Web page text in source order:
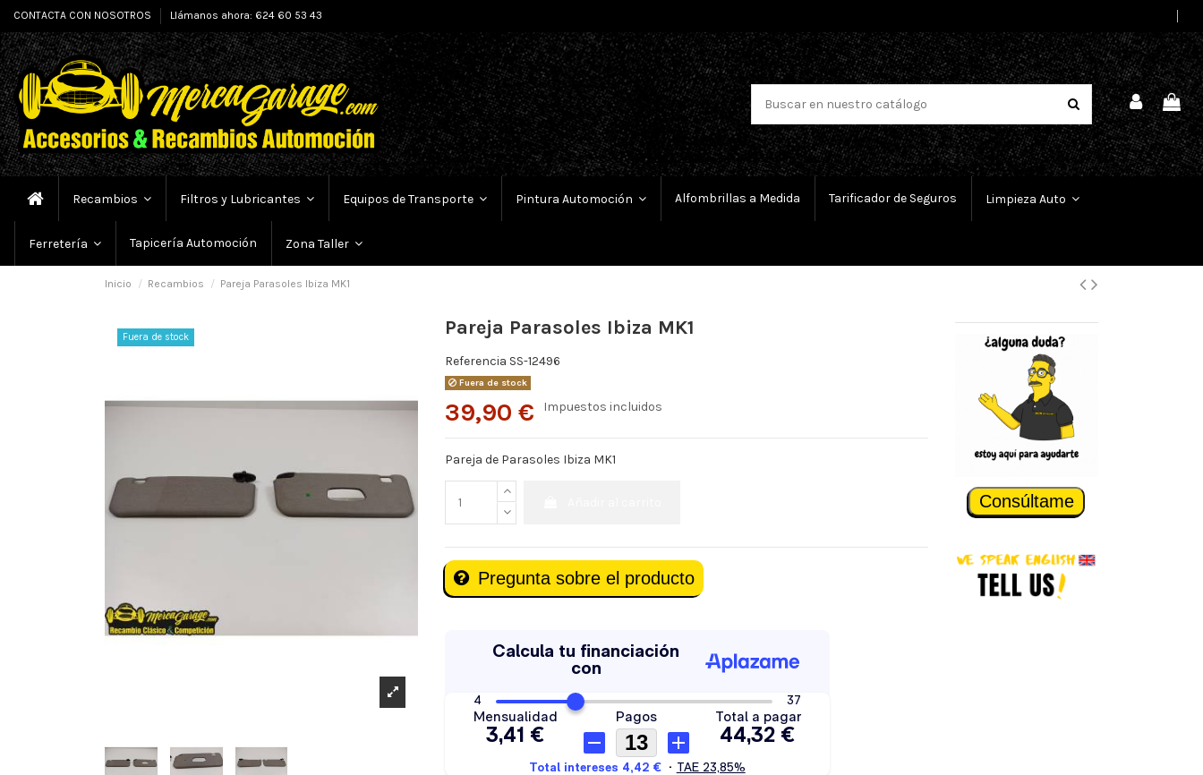
CONTACTA CON NOSOTROS Llámanos ahora: 624 60 53 43
Recambios Filtros y Lubricantes Equipos de Transporte Pintura Automoción Alfombrillas a Medida Tarificador de Seguros Limpieza Auto
Ferretería Tapicería Automoción Zona Taller
Inicio Recambios Pareja Parasoles Ibiza MK1
Fuera de stock Pareja Parasoles Ibiza MK1
Referencia SS-12496
Fuera de stock
39,90 € Impuestos incluidos
Pareja de Parasoles Ibiza MK1
Pregunta sobre el producto
Consúltame